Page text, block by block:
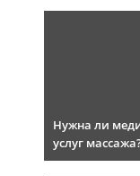
Нужна ли
услуг